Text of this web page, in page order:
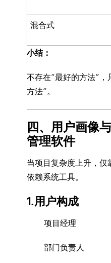
混合式
小结：
不存在“最好的方法”，
方法”。
四、用户画像
管理软件
当项目复杂度上升，仅
依赖系统工具。
1.用户构成
项目经理
部门负责人